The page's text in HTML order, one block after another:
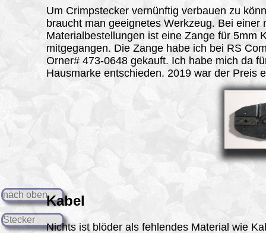
nach oben
Stecker
Um Crimpstecker vernünftig verbauen zu
braucht man geeignetes Werkzeug. Bei einer
Materialbestellungen ist eine Zange für 5mm
mitgegangen. Die Zange habe ich bei RS
Orner# 473-0648 gekauft. Ich habe mich da
Hausmarke entschieden. 2019 war der Preis
Kabel
Nichts ist blöder als fehlendes Material wie